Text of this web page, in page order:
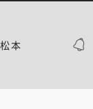
本